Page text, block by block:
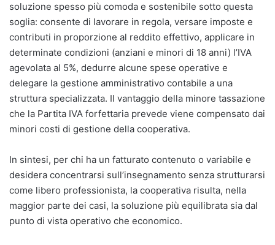
soluzione spesso più comoda e sostenibile sotto questa
soglia: consente di lavorare in regola, versare imposte e
contributi in proporzione al reddito effettivo, applicare in
determinate condizioni (anziani e minori di 18 anni) l’IVA
agevolata al 5%, dedurre alcune spese operative e
delegare la gestione amministrativo contabile a una
struttura specializzata. Il vantaggio della minore tassazione
che la Partita IVA forfettaria prevede viene compensato dai
minori costi di gestione della cooperativa.
In sintesi, per chi ha un fatturato contenuto o variabile e
desidera concentrarsi sull’insegnamento senza strutturarsi
come libero professionista, la cooperativa risulta, nella
maggior parte dei casi, la soluzione più equilibrata sia dal
punto di vista operativo che economico.